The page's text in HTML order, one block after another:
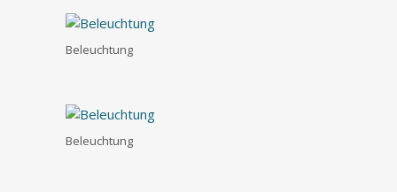
Beleuchtung
Beleuchtung